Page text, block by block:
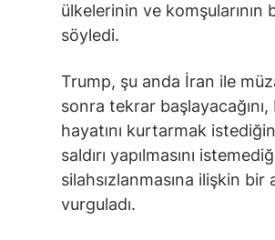
ülkelerinin ve komşularının
söyledi.
Trump, şu anda İran ile
sonra tekrar
hayatını kurtarmak
saldırı yapılmasını
silahsızlanmasına ilişkin
vurguladı.